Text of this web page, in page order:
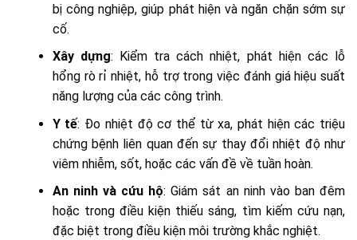
bị công nghiệp, giúp phát hiện và ngăn chặn sớm sự
cố.
Xây dựng: Kiểm tra cách nhiệt, phát hiện các lỗ
hổng rò rỉ nhiệt, hỗ trợ trong việc đánh giá hiệu suất
năng lượng của các công trình.
Y tế: Đo nhiệt độ cơ thể từ xa, phát hiện các triệu
chứng bệnh liên quan đến sự thay đổi nhiệt độ như
viêm nhiễm, sốt, hoặc các vấn đề về tuần hoàn.
An ninh và cứu hộ: Giám sát an ninh vào ban đêm
hoặc trong điều kiện thiếu sáng, tìm kiếm cứu nạn,
đặc biệt trong điều kiện môi trường khắc nghiệt.